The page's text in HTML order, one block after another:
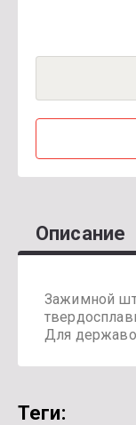
Описание
Зажимной
Для
теги: